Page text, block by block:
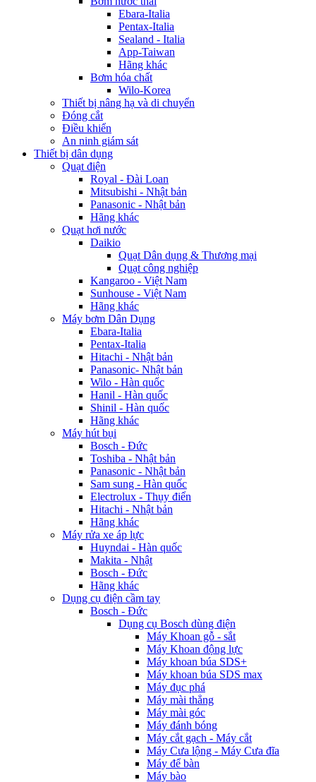
Ebara-Italia
Pentax-Italia
Sealand - Italia
App-Taiwan
Hãng khác
Bơm hóa chất
Wilo-Korea
Thiết bị nâng hạ và di chuyển
Đóng cắt
Điều khiển
An ninh giám sát
Thiết bị dân dụng
Quạt điện
Royal - Đài Loan
Mitsubishi - Nhật bản
Panasonic - Nhật bản
Hãng khác
Quạt hơi nước
Daikio
Quạt Dân dụng & Thương mại
Quạt công nghiệp
Kangaroo - Việt Nam
Sunhouse - Việt Nam
Hãng khác
Máy bơm Dân Dụng
Ebara-Italia
Pentax-Italia
Hitachi - Nhật bản
Panasonic- Nhật bản
Wilo - Hàn quốc
Hanil - Hàn quốc
Shinil - Hàn quốc
Hãng khác
Máy hút bụi
Bosch - Đức
Toshiba - Nhật bản
Panasonic - Nhật bản
Sam sung - Hàn quốc
Electrolux - Thụy điển
Hitachi - Nhật bản
Hãng khác
Máy rửa xe áp lực
Huyndai - Hàn quốc
Makita - Nhật
Bosch - Đức
Hãng khác
Dụng cụ điện cầm tay
Bosch - Đức
Dụng cụ Bosch dùng điện
Máy Khoan gỗ - sắt
Máy Khoan động lực
Máy khoan búa SDS+
Máy khoan búa SDS max
Máy đục phá
Máy mài thẳng
Máy mài góc
Máy đánh bóng
Máy cắt gạch - Máy cắt
Máy Cưa lộng - Máy Cưa đĩa
Máy để bàn
Máy bào